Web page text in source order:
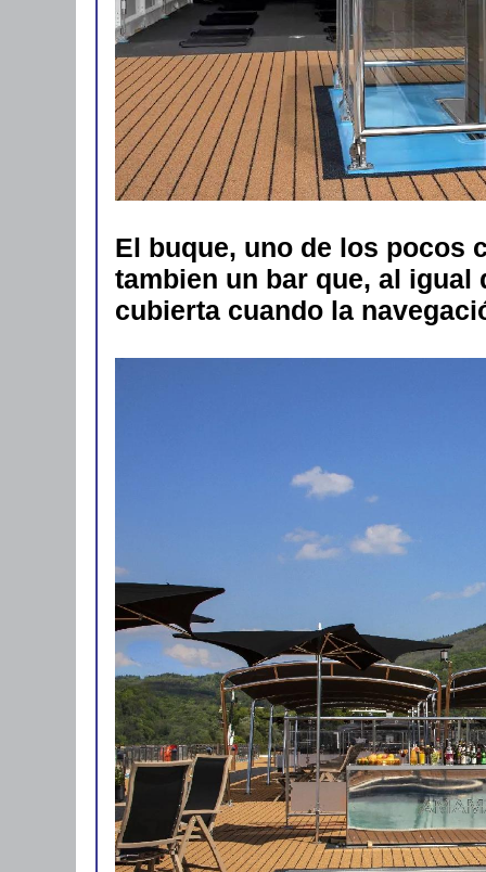
El buque, uno de los pocos
tambien un bar que, al igual
cubierta cuando la